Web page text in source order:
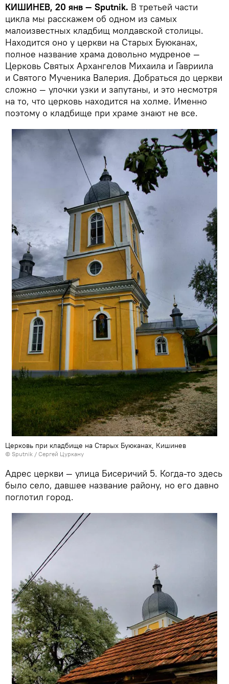
КИШИНЕВ, 20 янв — Sputnik. В третьей части
цикла мы расскажем об одном из самых
малоизвестных кладбищ молдавской столицы.
Находится оно у церкви на Старых Буюканах,
полное название храма довольно мудреное —
Церковь Святых Архангелов Михаила и Гавриила
и Святого Мученика Валерия. Добраться до церкви
сложно — улочки узки и запутаны, и это несмотря
на то, что церковь находится на холме. Именно
поэтому о кладбище при храме знают не все.
Церковь при кладбище на Старых Буюканах, Кишинев
© Sputnik / Сергей Цуркану
Адрес церкви — улица Бисеричий 5. Когда-то здесь
было село, давшее название району, но его давно
поглотил город.